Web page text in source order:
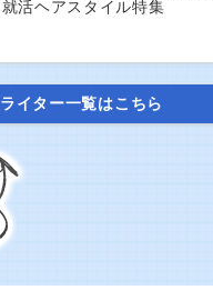
就活ヘアスタイル特集
ライター一覧はこちら